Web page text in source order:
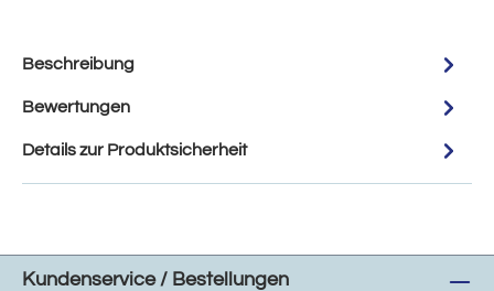
Beschreibung
Bewertungen
Details zur Produktsicherheit
Kundenservice / Bestellungen